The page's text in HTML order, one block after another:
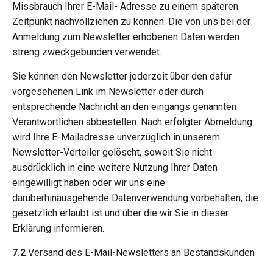
Missbrauch Ihrer E-Mail- Adresse zu einem späteren
Zeitpunkt nachvollziehen zu können. Die von uns bei der
Anmeldung zum Newsletter erhobenen Daten werden
streng zweckgebunden verwendet.
Sie können den Newsletter jederzeit über den dafür
vorgesehenen Link im Newsletter oder durch
entsprechende Nachricht an den eingangs genannten
Verantwortlichen abbestellen. Nach erfolgter Abmeldung
wird Ihre E-Mailadresse unverzüglich in unserem
Newsletter-Verteiler gelöscht, soweit Sie nicht
ausdrücklich in eine weitere Nutzung Ihrer Daten
eingewilligt haben oder wir uns eine
darüberhinausgehende Datenverwendung vorbehalten, die
gesetzlich erlaubt ist und über die wir Sie in dieser
Erklärung informieren.
7.2 Versand des E-Mail-Newsletters an Bestandskunden